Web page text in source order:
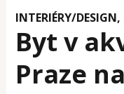
INTERIÉRY/DESIGN,
Byt v
Praze